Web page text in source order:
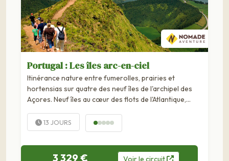
Portugal : Les îles arc-en-ciel
Itinérance nature entre fumerolles, prairies et
hortensias sur quatre des neuf îles de l'archipel des
Açores. Neuf îles au cœur des flots de l'Atlantique,
volcans et leurs cratères à peine endormis....
13 JOURS
3 329 € Voirle circuit